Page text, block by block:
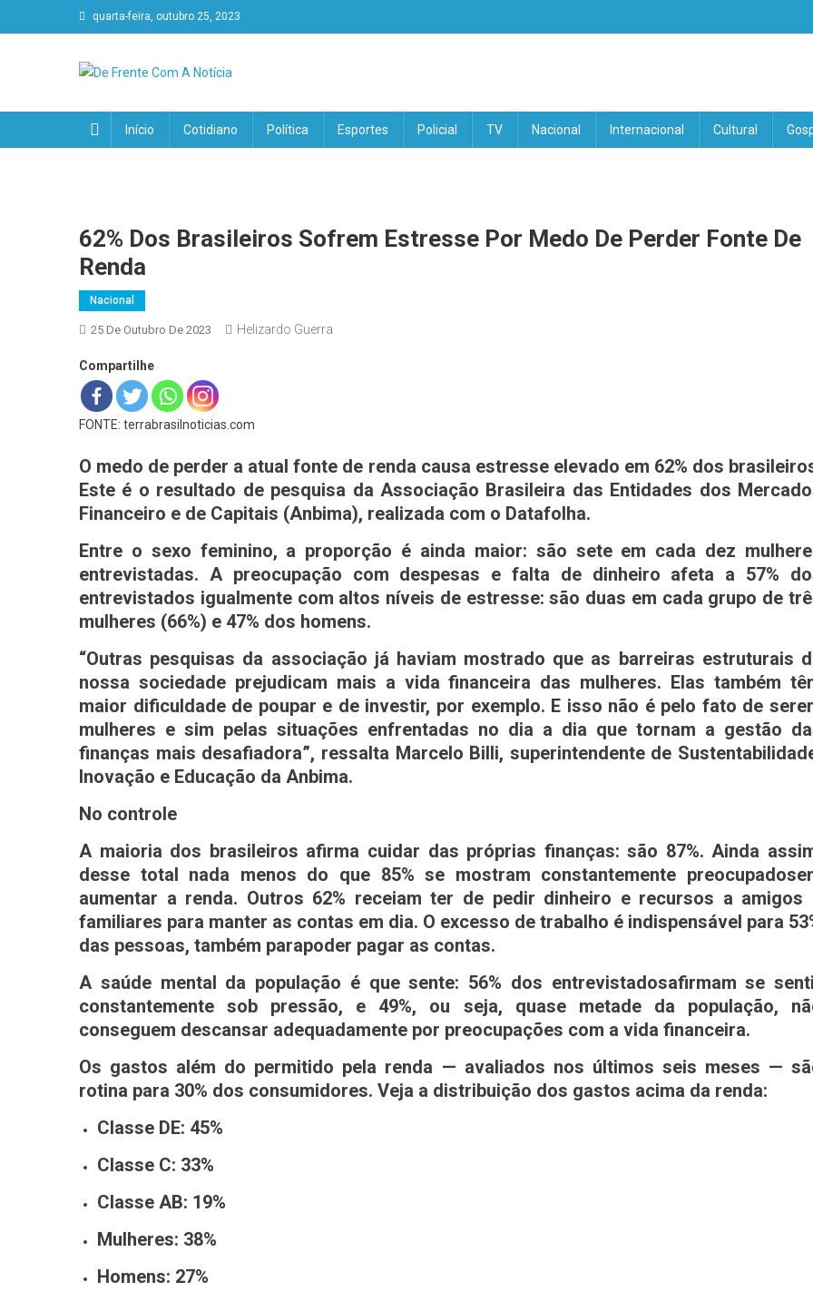
quarta-feira, outubro 25, 2023
De Frente Com A Notícia
Início Cotidiano Política Esportes Policial TV Nacional Internacional Cultural
62% Dos Brasileiros Sofrem Estresse Por Medo De Perder Fonte De
Renda
Nacional
25 De Outubro De 2023 Helizardo Guerra
Compartilhe
FONTE: terrabrasilnoticias.com
O medo de perder a atual fonte de renda causa estresse elevado em 62% dos
Este é o resultado de pesquisa da Associação Brasileira das Entidades dos
Financeiro e de Capitais (Anbima), realizada com o Datafolha.
Entre o sexo feminino, a proporção é ainda maior: são sete em cada dez
entrevistadas. A preocupação com despesas e falta de dinheiro afeta a 57%
entrevistados igualmente com altos níveis de estresse: são duas em cada grupo de
mulheres (66%) e 47% dos homens.
“Outras pesquisas da associação já haviam mostrado que as barreiras estruturais
nossa sociedade prejudicam mais a vida financeira das mulheres. Elas também
maior dificuldade de poupar e de investir, por exemplo. E isso não é pelo fato de
mulheres e sim pelas situações enfrentadas no dia a dia que tornam a gestão
finanças mais desafiadora”, ressalta Marcelo Billi, superintendente de
Inovação e Educação da Anbima.
No controle
A maioria dos brasileiros afirma cuidar das próprias finanças: são 87%. Ainda
desse total nada menos do que 85% se mostram constantemente
aumentar a renda. Outros 62% receiam ter de pedir dinheiro e recursos a amigos
familiares para manter as contas em dia. O excesso de trabalho é indispensável para
das pessoas, também parapoder pagar as contas.
A saúde mental da população é que sente: 56% dos entrevistadosafirmam se
constantemente sob pressão, e 49%, ou seja, quase metade da população,
conseguem descansar adequadamente por preocupações com a vida financeira.
Os gastos além do permitido pela renda — avaliados nos últimos seis meses —
rotina para 30% dos consumidores. Veja a distribuição dos gastos acima da renda:
Classe DE: 45%
Classe C: 33%
Classe AB: 19%
Mulheres: 38%
Homens: 27%